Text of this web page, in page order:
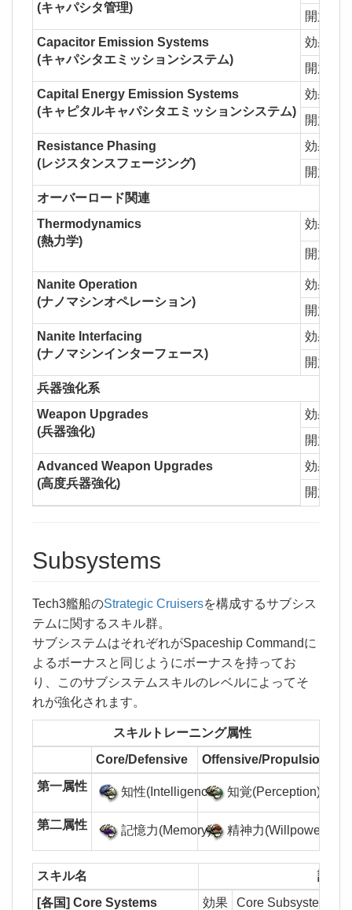
(キャパシタ管理)
開放
Capacitor Emission Systems
(キャパシタエミッションシステム)
効果
開放
Capital Energy Emission Systems
(キャピタルキャパシタエミッションシステム)
効果
開放
Resistance Phasing
(レジスタンスフェージング)
効果
開放
オーバーロード関連
Thermodynamics
(熱力学)
効果
開放
Nanite Operation
(ナノマシンオペレーション)
効果
開放
Nanite Interfacing
(ナノマシンインターフェース)
効果
開放
兵器強化系
Weapon Upgrades
(兵器強化)
効果
開放
Advanced Weapon Upgrades
(高度兵器強化)
効果
開放
Subsystems
Tech3艦船のStrategic Cruisersを構成するサブシス
テムに関するスキル群。
サブシステムはそれぞれがSpaceship Commandに
よるボーナスと同じようにボーナスを持ってお
り、このサブシステムスキルのレベルによってそ
れが強化されます。
スキルトレーニング属性
Core/Defensive
Offensive/Propulsion
第一属性
知性(Intelligence) 知覚(Perception)
第二属性 記憶力(Memory) 精神力(Willpower)
スキル名
説明
[各国] Core Systems
効果 Core Subsystemsの